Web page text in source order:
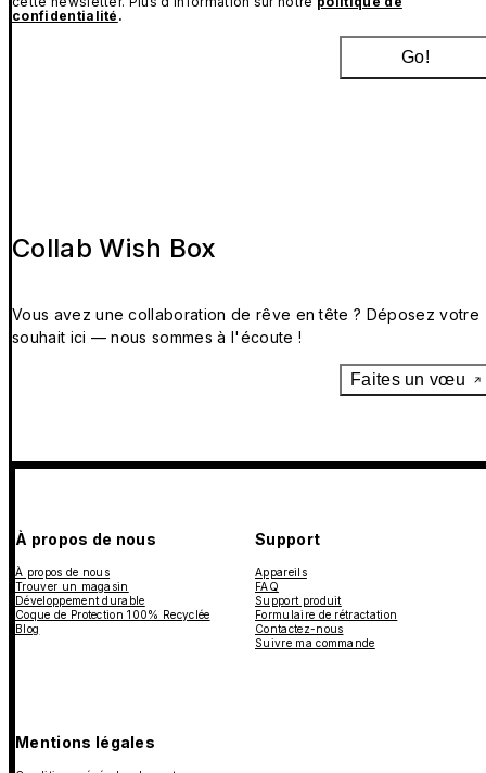
confidentialité .
Go!
Collab Wish Box
Vous avez une collaboration de rêve en tête ? Déposez votre
souhait ici — nous sommes à l'écoute !
Faites un vœu
À propos de nous
À propos de nous
Trouver un magasin
Développement durable
Coque de Protection 100% Recyclée
Blog
Support
Appareils
FAQ
Support produit
Formulaire de rétractation
Contactez-nous
Suivre ma commande
Mentions légales